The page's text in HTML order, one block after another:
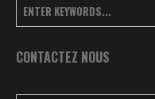
CONTACTEZ NOUS